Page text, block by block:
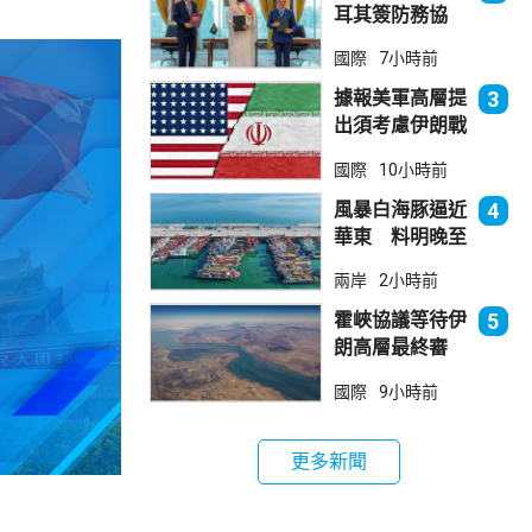
耳其簽防務協
林團結
國際 7小時前
據報美軍高層提
出須考慮伊朗戰
3
國際 10小時前
風暴白海豚逼近
華東 料明晚至
帶
4
兩岸 2小時前
霍峽協議等待伊
朗高層最終審
航道後解除封鎖
5
國際 9小時前
更多新聞